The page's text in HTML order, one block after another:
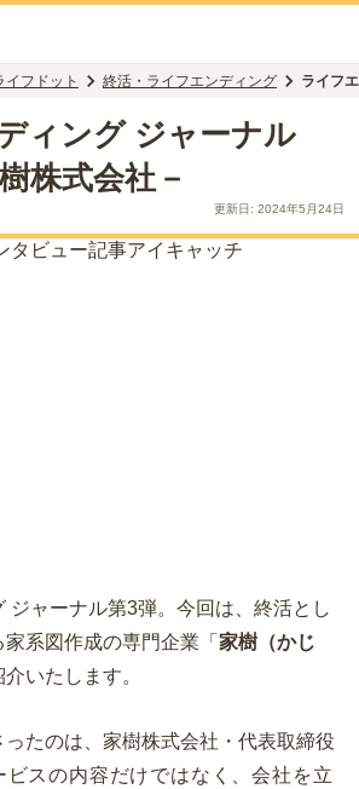
イフドット 終活・ライフエンディング ライフ
ィング ジャーナル
株式会社－
更新日: 2024年5月24日
ャーナル第3弾。 今回は、終活とし
系図作成の専門企業「 家樹（かじ
介いたします。
たのは、家樹株式会社・代表取締役
ビスの内容だけではなく、会社を立